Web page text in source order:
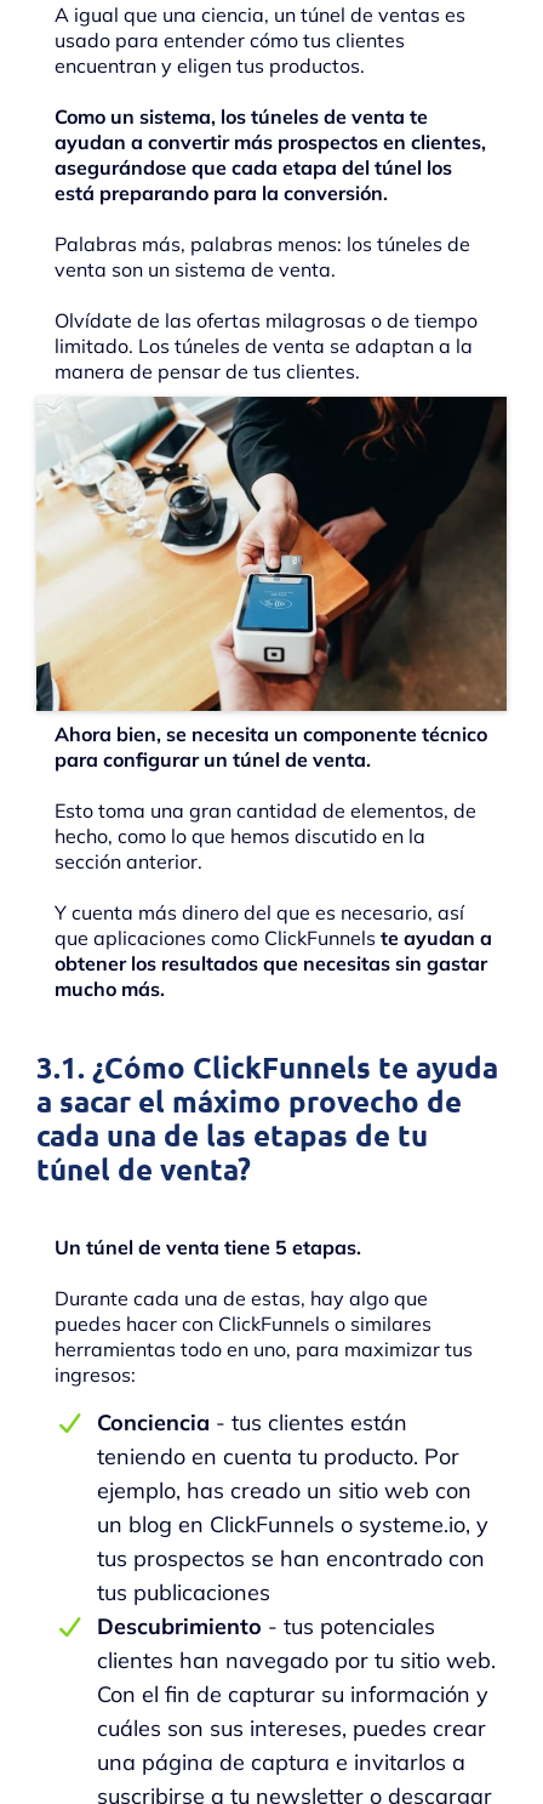
A igual que una ciencia, un túnel de ventas es
usado para entender cómo tus clientes
encuentran y eligen tus productos.
Como un sistema, los túneles de venta te
ayudan a convertir más prospectos en clientes,
asegurándose que cada etapa del túnel los
está preparando para la conversión.
Palabras más, palabras menos: los túneles de
venta son un sistema de venta.
Olvídate de las ofertas milagrosas o de tiempo
limitado. Los túneles de venta se adaptan a la
manera de pensar de tus clientes.
Ahora bien, se necesita un componente técnico
para configurar un túnel de venta.
Esto toma una gran cantidad de elementos, de
hecho, como lo que hemos discutido en la
sección anterior.
Y cuenta más dinero del que es necesario, así
que aplicaciones como ClickFunnels te ayudan a
obtener los resultados que necesitas sin gastar
mucho más.
3.1. ¿Cómo ClickFunnels te ayuda
a sacar el máximo provecho de
cada una de las etapas de tu
túnel de venta?
Un túnel de venta tiene 5 etapas.
Durante cada una de estas, hay algo que
puedes hacer con ClickFunnels o similares
herramientas todo en uno, para maximizar tus
ingresos:
Conciencia - tus clientes están
teniendo en cuenta tu producto. Por
ejemplo, has creado un sitio web con
un blog en ClickFunnels o systeme.io, y
tus prospectos se han encontrado con
tus publicaciones
Descubrimiento - tus potenciales
clientes han navegado por tu sitio web.
Con el fin de capturar su información y
cuáles son sus intereses, puedes crear
una página de captura e invitarlos a
suscribirse a tu newsletter o descargar